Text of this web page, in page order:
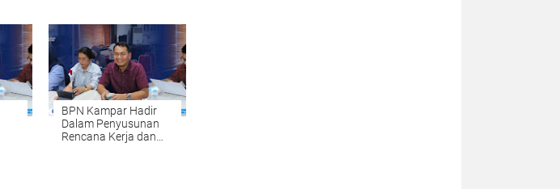
Mudah, Cepat, dan
Fleksibel
BPN Kampar Hadir
Dalam Penyusunan
Rencana Kerja dan